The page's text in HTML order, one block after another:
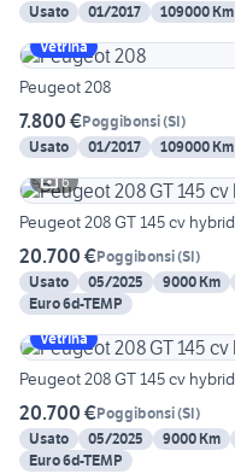
Usato
01/2017 109000 Km
Vetrina
Peugeot 208
7.800 €Poggibonsi(SI)
Usato
01/2017 109000 Km
6
Peugeot 208 GT 145 cv hybrid
20.700 €Poggibonsi(SI)
Usato
05/2025 9000 Km
Euro 6d-TEMP
Vetrina
Peugeot 208 GT 145 cv hybrid
20.700 €Poggibonsi(SI)
Usato
05/2025 9000 Km
Euro 6d-TEMP